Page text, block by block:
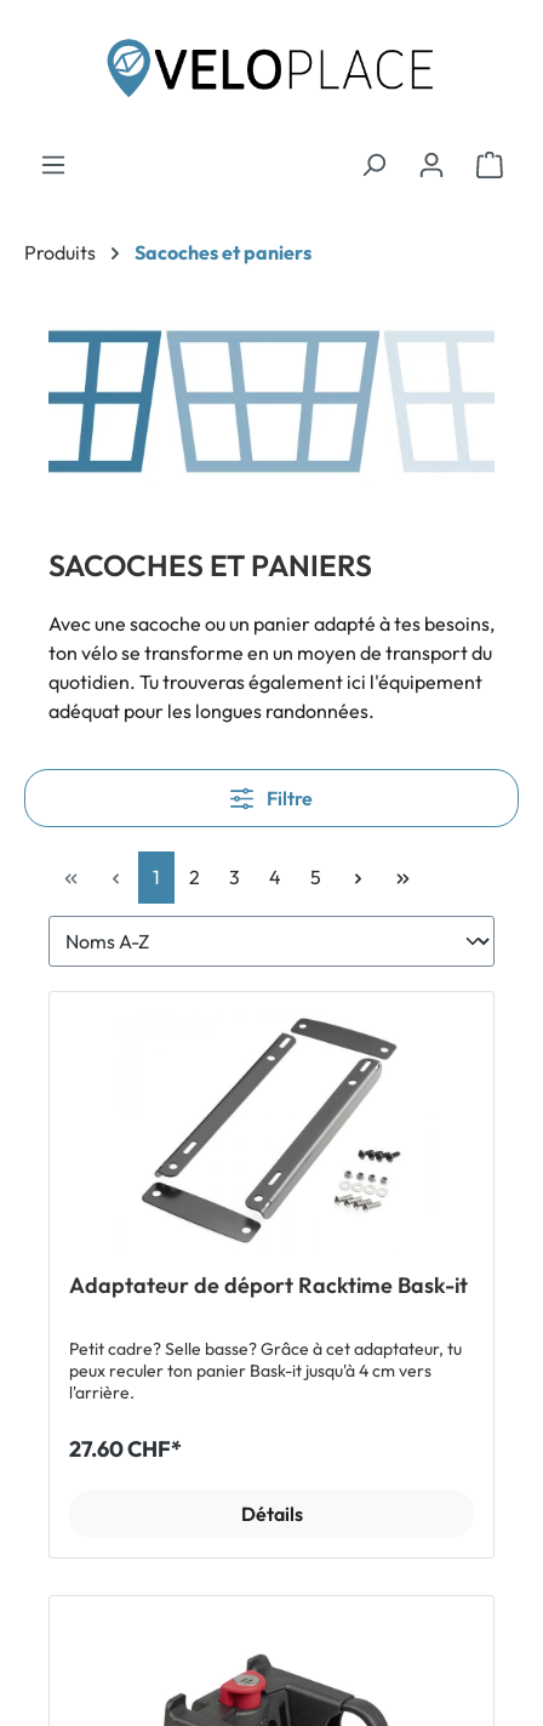
Produits Sacoches et paniers
SACOCHES ET PANIERS
Avec une sacoche ou un panier adapté à tes besoins,
ton vélo se transforme en un moyen de transport du
quotidien. Tu trouveras également ici l'équipement
adéquat pour les longues randonnées.
Filtre
1 2 3 4 5
Adaptateur de déport Racktime Bask-it
Petit cadre? Selle basse? Grâce à cet adaptateur, tu
peux reculer ton panier Bask-it jusqu'à 4 cm vers
l'arrière.
27.60 CHF*
Détails